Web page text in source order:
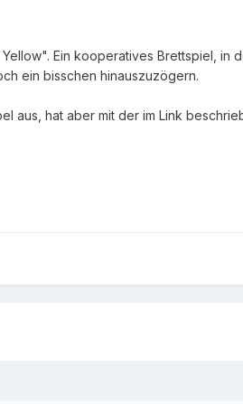
Ein kooperatives Brettspiel, in
ein bisschen hinauszuzögern.
aus, hat aber mit der im Link